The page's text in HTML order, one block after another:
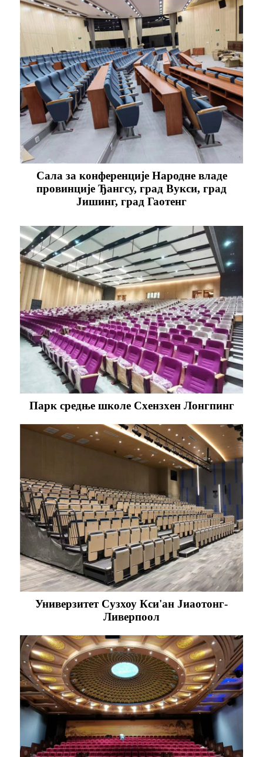
Сала за конференције Народне владе
провинције Ђангсу, град Вукси, град
Јишинг, град Гаотенг
Парк средње школе Схензхен Лонгпинг
Универзитет Сузхоу Кси'ан Јиаотонг-
Ливерпоол